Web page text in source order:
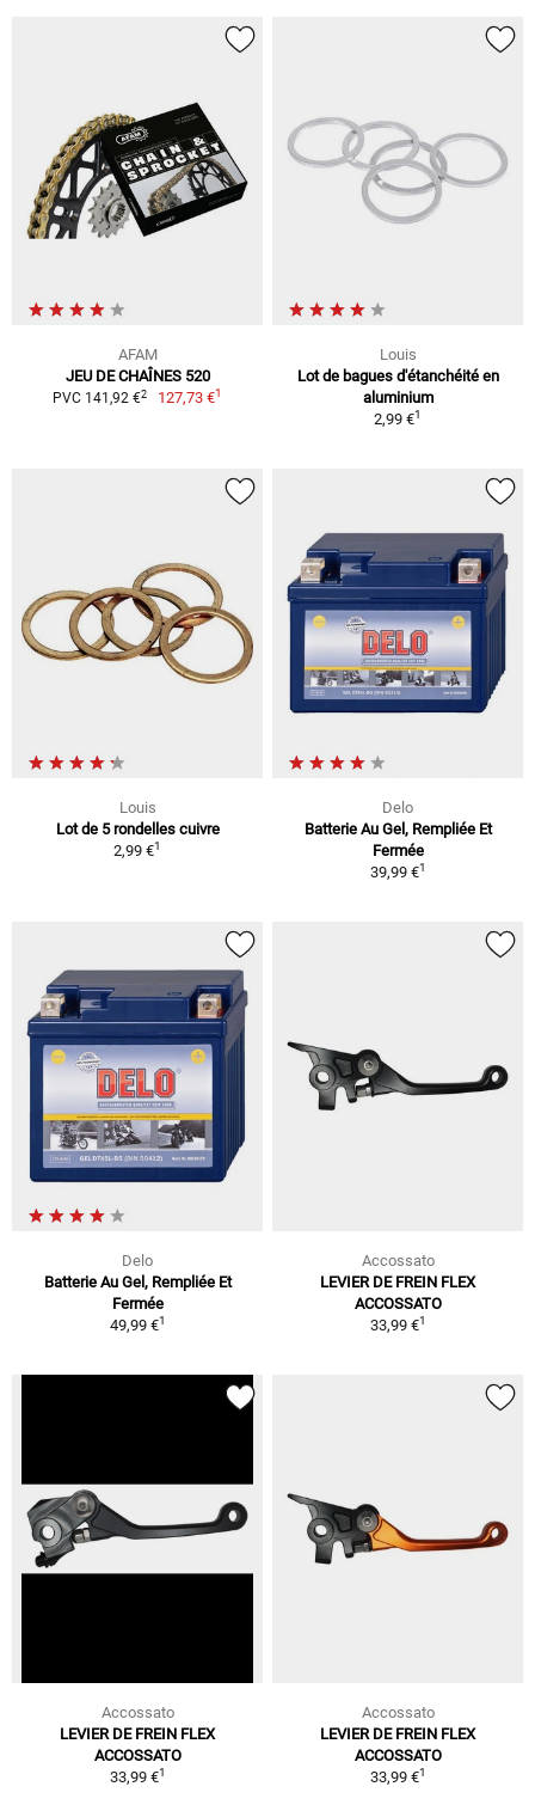
AFAM
JEU DE CHAÎNES 520
PVC 141,92 €2 127,73 €1
Louis
Lot de bagues d'étanchéité en
aluminium
2,99 €1
Louis
Lot de 5 rondelles cuivre
2,99 €1
Delo
Batterie Au Gel, Rempliée Et
Fermée
39,99 €1
Delo
Batterie Au Gel, Rempliée Et
Fermée
49,99 €1
Accossato
LEVIER DE FREIN FLEX
ACCOSSATO
33,99 €1
Accossato
LEVIER DE FREIN FLEX
ACCOSSATO
33,99 €1
Accossato
LEVIER DE FREIN FLEX
ACCOSSATO
33,99 €1